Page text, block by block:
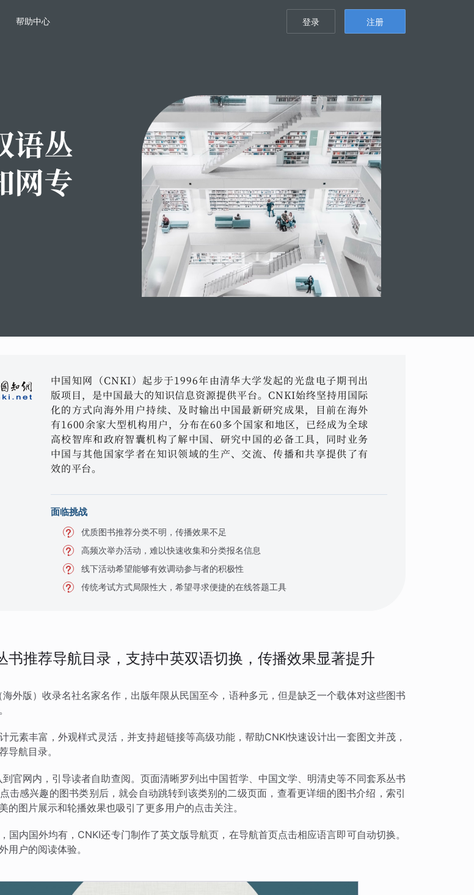
帮助中心 登录 注册
语丛
网专
中国知网（CNKI）起步于1996年由清华大学发起的光盘电子期刊出
版项目，是中国最大的知识信息资源提供平台。CNKI始终坚持用国际
化的方式向海外用户持续、及时输出中国最新研究成果，目前在海外
有1600余家大型机构用户，分布在60多个国家和地区，已经成为全球
高校智库和政府智囊机构了解中国、研究中国的必备工具，同时业务
中国与其他国家学者在知识领域的生产、交流、传播和共享提供了有
效的平台。
面临挑战
优质图书推荐分类不明，传播效果不足
高频次举办活动，难以快速收集和分类报名信息
线下活动希望能够有效调动参与者的积极性
传统考试方式局限性大，希望寻求便捷的在线答题工具
书推荐导航目录，支持中英双语切换，传播效果显著提升
外版）收录名社名家名作，出版年限从民国至今，语种多元，但是缺乏一个载体对这些图书
元素丰富，外观样式灵活，并支持超链接等高级功能，帮助CNKI快速设计出一套图文并茂，
导航目录。
官网内，引导读者自助查阅。页面清晰罗列出中国哲学、中国文学、明清史等不同套系丛书
击感兴趣的图书类别后，就会自动跳转到该类别的二级页面，查看更详细的图书介绍，索引
的图片展示和轮播效果也吸引了更多用户的点击关注。
国内国外均有，CNKI还专门制作了英文版导航页，在导航首页点击相应语言即可自动切换。
用户的阅读体验。